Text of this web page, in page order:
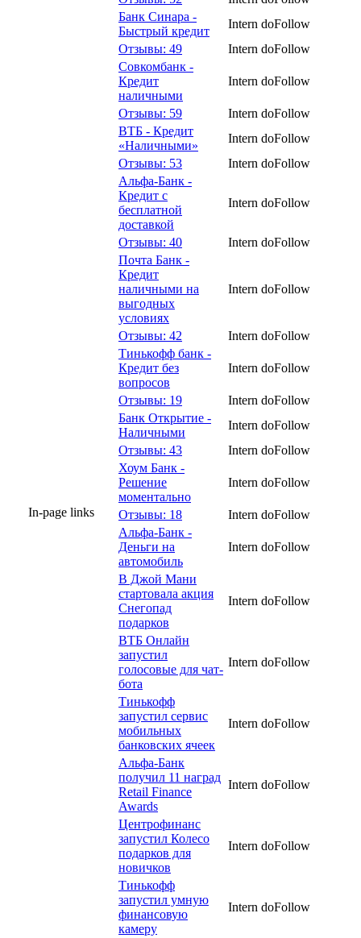
In-page links
Банк Синара -
Быстрый кредит
Intern doFollow
Отзывы: 49
Intern doFollow
Совкомбанк -
Кредит
наличными
Intern doFollow
Отзывы: 59 Intern doFollow
ВТБ - Кредит
«Наличными»
Intern doFollow
Отзывы: 53
Intern doFollow
Альфа-Банк -
Кредит с
бесплатной
доставкой
Intern doFollow
Отзывы: 40 Intern doFollow
Почта Банк -
Кредит
наличными на
выгодных
условиях
Intern doFollow
Отзывы: 42 Intern doFollow
Тинькофф банк -
Кредит без
вопросов
Intern doFollow
Отзывы: 19 Intern doFollow
Банк Открытие -
Наличными
Intern doFollow
Отзывы: 43
Intern doFollow
Хоум Банк -
Решение
моментально
Intern doFollow
Отзывы: 18 Intern doFollow
Альфа-Банк -
Деньги на
автомобиль
Intern doFollow
В Джой Мани
стартовала акция
Снегопад
подарков
Intern doFollow
ВТБ Онлайн
запустил
голосовые для чат-
бота
Intern doFollow
Тинькофф
запустил сервис
мобильных
банковских ячеек
Intern doFollow
Альфа-Банк
получил 11 наград
Retail Finance
Awards
Intern doFollow
Центрофинанс
запустил Колесо
подарков для
новичков
Intern doFollow
Тинькофф
запустил умную
финансовую
камеру
Intern doFollow